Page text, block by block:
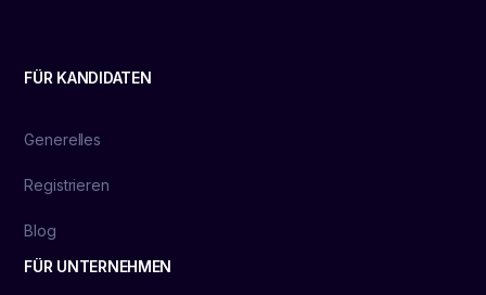
FÜR KANDIDATEN
Generelles
Registrieren
Blog
FÜR UNTERNEHMEN